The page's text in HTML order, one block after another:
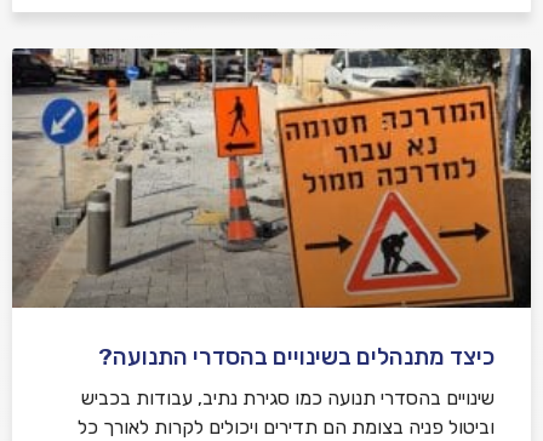
כיצד מתנהלים בשינויים בהסדרי התנועה?
שינויים בהסדרי תנועה כמו סגירת נתיב, עבודות בכביש
וביטול פניה בצומת הם תדירים ויכולים לקרות לאורך כל